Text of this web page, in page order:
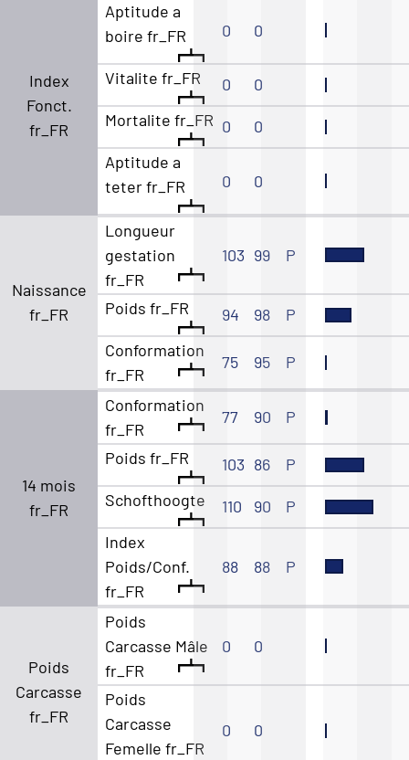
Index
Fonct.
fr_FR
Aptitude a
boire fr_FR
0 0
Vitalite fr_FR 0
0
Mortalite fr_FR 0
0
Aptitude a
teter fr_FR
0 0
Naissance
fr_FR
Longueur
gestation
fr_FR
103 99 P
Poids fr_FR 94 98
P
Conformation
fr_FR
75 95 P
14 mois
fr_FR
Conformation
fr_FR
77 90 P
Poids fr_FR 103 86
P
Schofthoogte
110 90
P
Index
Poids/Conf.
fr_FR
88 88 P
Poids
Carcasse
fr_FR
Poids
Carcasse Mâle
fr_FR
0 0
Poids
Carcasse
Femelle fr_FR
0 0